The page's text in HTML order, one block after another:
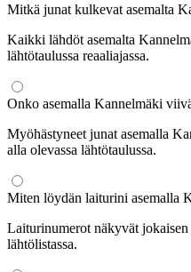
Mitkä junat kulkevat asemalta
Kaikki lähdöt asemalta
lähtötaulussa reaaliajassa.
Onko asemalla Kannelmäki
Myöhästyneet junat asemalla
alla olevassa lähtötaulussa.
Miten löydän laiturini asemalla
Laiturinumerot näkyvät
lähtölistassa.